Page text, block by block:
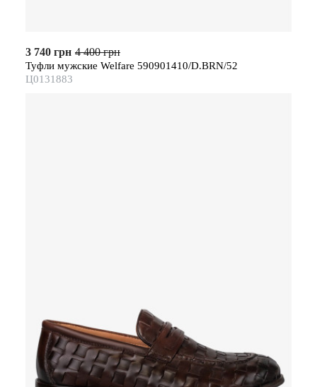
3 740 грн 4 400 грн
Туфли мужские Welfare 590901410/D.BRN/52
Ц0131883